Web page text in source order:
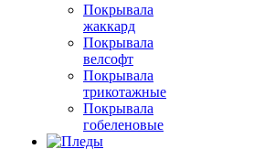
Покрывала
жаккард
Покрывала
велсофт
Покрывала
трикотажные
Покрывала
гобеленовые